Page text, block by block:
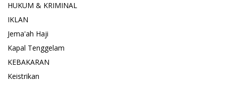
HUKUM & KRIMINAL
IKLAN
Jema'ah Haji
Kapal Tenggelam
KEBAKARAN
Keistrikan